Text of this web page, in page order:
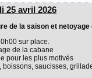
25 avril 2026
de la saison et netoyage
sur place.
de la cabane
pour les plus motivés
boissons, saucisses,